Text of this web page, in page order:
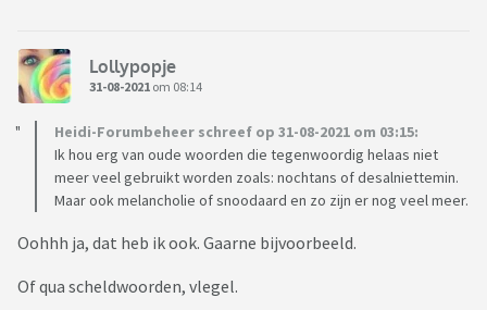
Lollypopje
31-08-2021 om 08:14
Heidi-Forumbeheer schreef op 31-08-2021 om 03:15:
Ik hou erg van oude woorden die tegenwoordig helaas niet
meer veel gebruikt worden zoals: nochtans of desalniettemin.
Maar ook melancholie of snoodaard en zo zijn er nog veel meer.
Oohhh ja, dat heb ik ook. Gaarne bijvoorbeeld.
Of qua scheldwoorden, vlegel.